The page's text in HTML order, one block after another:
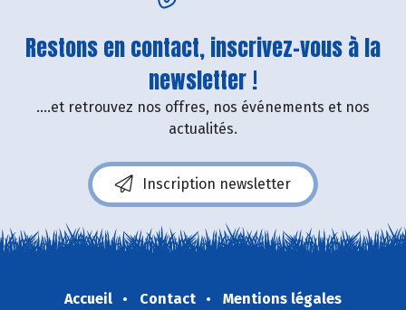
Restons en contact, inscrivez-vous à la
newsletter !
....et retrouvez nos offres, nos événements et nos
actualités.
Inscription newsletter
Accueil Contact
Mentions légales